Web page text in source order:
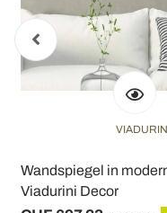
Wandspiegel in
Viadurini Decor